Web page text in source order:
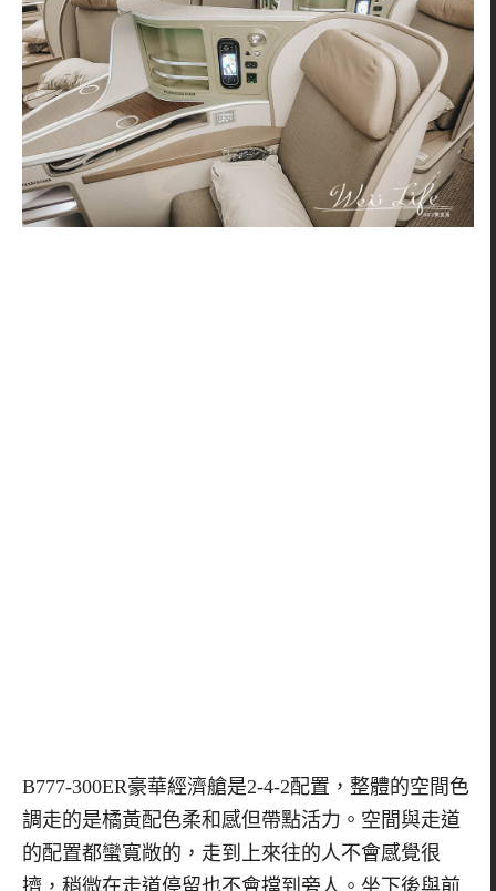
B777-300ER豪華經濟艙是2-4-2配置，整體的空間色
調走的是橘黃配色柔和感但帶點活力。空間與走道
的配置都蠻寬敞的，走到上來往的人不會感覺很
擠，稍微在走道停留也不會擋到旁人。坐下後與前